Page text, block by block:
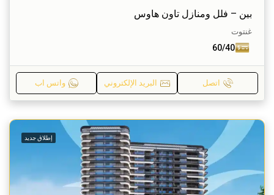
بين – فلل ومنازل تاون هاوس
غنتوت
60/40
اتصل البريد الإلكتروني واتس اب
إطلاق جديد